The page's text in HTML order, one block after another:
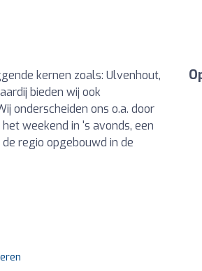
kernen zoals: Ulvenhout,
bieden wij ook
onderscheiden ons o.a. door
weekend in 's avonds, een
regio opgebouwd in de